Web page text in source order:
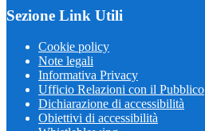
Sezione Link Utili
Cookie policy
Note legali
Informativa Privacy
Ufficio Relazioni con il Pubblico
Dichiarazione di accessibilità
Obiettivi di accessibilità